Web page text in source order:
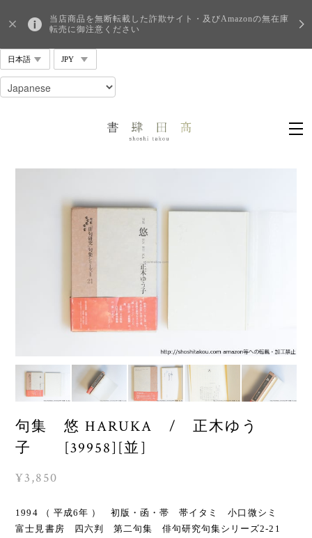
当店商品を無断転載した詐欺サイト・及びAmazonの無在庫
転売に御注意ください
句集 悠 HARUKA / 正木ゆう
子 [39958][並]
¥3,850
1994 （ 平成6年 ） 初版・函・帯 帯イタミ 小口微シミ
富士見書房 四六判 第二句集 俳句研究句集シリーズ2-21